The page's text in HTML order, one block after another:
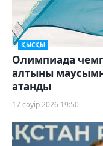
ҚЫСҚЫ
Олимпиада
алтыны
атанды
17 сәуір 2026 19:50